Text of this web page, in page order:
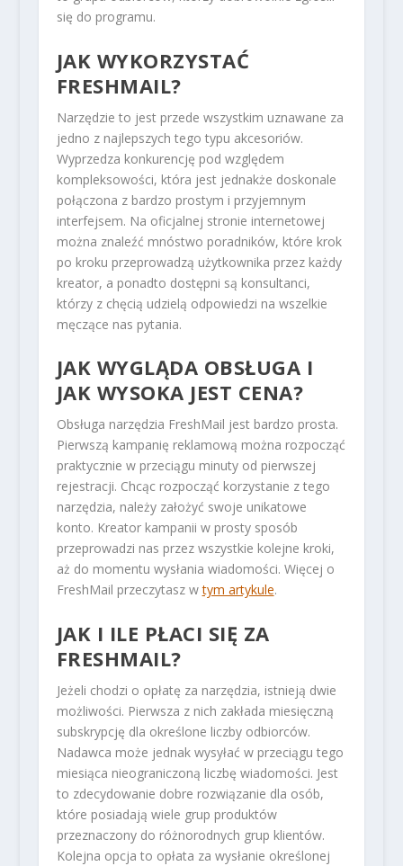
się do programu.
JAK WYKORZYSTAĆ
FRESHMAIL?
Narzędzie to jest przede wszystkim uznawane za
jedno z najlepszych tego typu akcesoriów.
Wyprzedza konkurencję pod względem
kompleksowości, która jest jednakże doskonale
połączona z bardzo prostym i przyjemnym
interfejsem. Na oficjalnej stronie internetowej
można znaleźć mnóstwo poradników, które krok
po kroku przeprowadzą użytkownika przez każdy
kreator, a ponadto dostępni są konsultanci,
którzy z chęcią udzielą odpowiedzi na wszelkie
męczące nas pytania.
JAK WYGLĄDA OBSŁUGA I
JAK WYSOKA JEST CENA?
Obsługa narzędzia FreshMail jest bardzo prosta.
Pierwszą kampanię reklamową można rozpocząć
praktycznie w przeciągu minuty od pierwszej
rejestracji. Chcąc rozpocząć korzystanie z tego
narzędzia, należy założyć swoje unikatowe
konto. Kreator kampanii w prosty sposób
przeprowadzi nas przez wszystkie kolejne kroki,
aż do momentu wysłania wiadomości. Więcej o
FreshMail przeczytasz wtym artykule.
JAK I ILE PŁACI SIĘ ZA
FRESHMAIL?
Jeżeli chodzi o opłatę za narzędzia, istnieją dwie
możliwości. Pierwsza z nich zakłada miesięczną
subskrypcję dla określone liczby odbiorców.
Nadawca może jednak wysyłać w przeciągu tego
miesiąca nieograniczoną liczbę wiadomości. Jest
to zdecydowanie dobre rozwiązanie dla osób,
które posiadają wiele grup produktów
przeznaczony do różnorodnych grup klientów.
Kolejna opcja to opłata za wysłanie określonej